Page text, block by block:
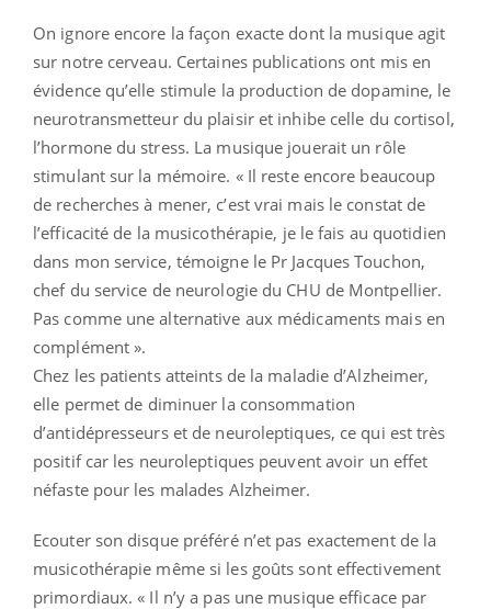
On ignore encore la façon exacte dont la musique agit
sur notre cerveau. Certaines publications ont mis en
évidence qu’elle stimule la production de dopamine, le
neurotransmetteur du plaisir et inhibe celle du cortisol,
l’hormone du stress. La musique jouerait un rôle
stimulant sur la mémoire. « Il reste encore beaucoup
de recherches à mener, c’est vrai mais le constat de
l’efficacité de la musicothérapie, je le fais au quotidien
dans mon service, témoigne le Pr Jacques Touchon,
chef du service de neurologie du CHU de Montpellier.
Pas comme une alternative aux médicaments mais en
complément ».
Chez les patients atteints de la maladie d’Alzheimer,
elle permet de diminuer la consommation
d’antidépresseurs et de neuroleptiques, ce qui est très
positif car les neuroleptiques peuvent avoir un effet
néfaste pour les malades Alzheimer.
Ecouter son disque préféré n’et pas exactement de la
musicothérapie même si les goûts sont effectivement
primordiaux. « Il n’y a pas une musique efficace par